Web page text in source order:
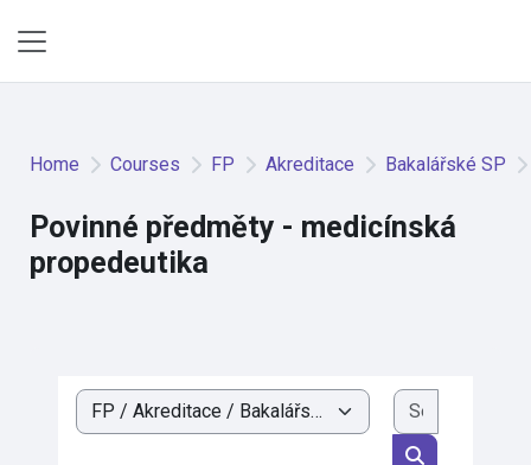
Home Courses FP Akreditace Bakalářské SP
Povinné předměty - medicínská
propedeutika
Course categories